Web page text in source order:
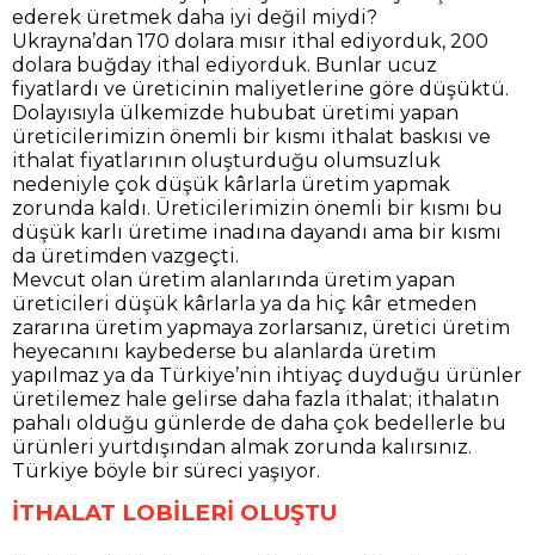
ederek üretmek daha iyi değil miydi?
Ukrayna’dan 170 dolara mısır ithal ediyorduk, 200
dolara buğday ithal ediyorduk. Bunlar ucuz
fiyatlardı ve üreticinin maliyetlerine göre düşüktü.
Dolayısıyla ülkemizde hububat üretimi yapan
üreticilerimizin önemli bir kısmı ithalat baskısı ve
ithalat fiyatlarının oluşturduğu olumsuzluk
nedeniyle çok düşük kârlarla üretim yapmak
zorunda kaldı. Üreticilerimizin önemli bir kısmı bu
düşük karlı üretime inadına dayandı ama bir kısmı
da üretimden vazgeçti.
Mevcut olan üretim alanlarında üretim yapan
üreticileri düşük kârlarla ya da hiç kâr etmeden
zararına üretim yapmaya zorlarsanız, üretici üretim
heyecanını kaybederse bu alanlarda üretim
yapılmaz ya da Türkiye’nin ihtiyaç duyduğu ürünler
üretilemez hale gelirse daha fazla ithalat; ithalatın
pahalı olduğu günlerde de daha çok bedellerle bu
ürünleri yurtdışından almak zorunda kalırsınız.
Türkiye böyle bir süreci yaşıyor.
İTHALAT LOBİLERİ OLUŞTU